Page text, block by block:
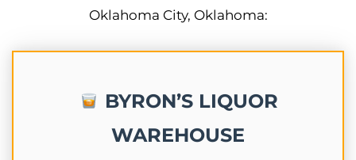
Oklahoma City, Oklahoma:
BYRON’S LIQUOR
WAREHOUSE